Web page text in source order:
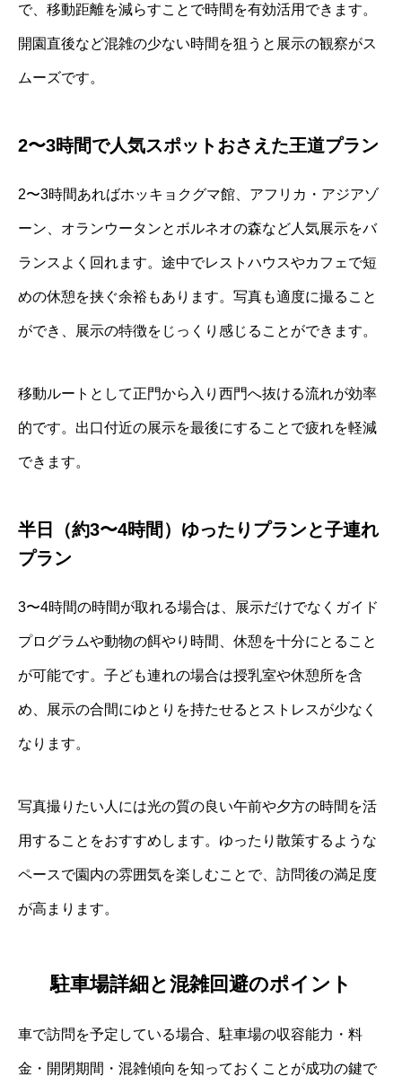
で、移動距離を減らすことで時間を有効活用できます。
開園直後など混雑の少ない時間を狙うと展示の観察がス
ムーズです。
2〜3時間で人気スポットおさえた王道プラン
2〜3時間あればホッキョクグマ館、アフリカ・アジアゾ
ーン、オランウータンとボルネオの森など人気展示をバ
ランスよく回れます。途中でレストハウスやカフェで短
めの休憩を挟ぐ余裕もあります。写真も適度に撮ること
ができ、展示の特徴をじっくり感じることができます。
移動ルートとして正門から入り西門へ抜ける流れが効率
的です。出口付近の展示を最後にすることで疲れを軽減
できます。
半日（約3〜4時間）ゆったりプランと子連れ
プラン
3〜4時間の時間が取れる場合は、展示だけでなくガイド
プログラムや動物の餌やり時間、休憩を十分にとること
が可能です。子ども連れの場合は授乳室や休憩所を含
め、展示の合間にゆとりを持たせるとストレスが少なく
なります。
写真撮りたい人には光の質の良い午前や夕方の時間を活
用することをおすすめします。ゆったり散策するような
ペースで園内の雰囲気を楽しむことで、訪問後の満足度
が高まります。
駐車場詳細と混雑回避のポイント
車で訪問を予定している場合、駐車場の収容能力・料
金・開閉期間・混雑傾向を知っておくことが成功の鍵で